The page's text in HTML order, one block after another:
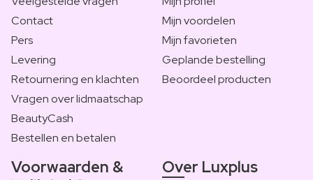
Contact
Pers
Levering
Retournering en klachten
Vragen over lidmaatschap
BeautyCash
Bestellen en betalen
Mijn voordelen
Mijn favorieten
Geplande bestelling
Beoordeel producten
Voorwaarden &
Over Luxplus